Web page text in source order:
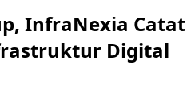
InfraNexia Catat
Digital